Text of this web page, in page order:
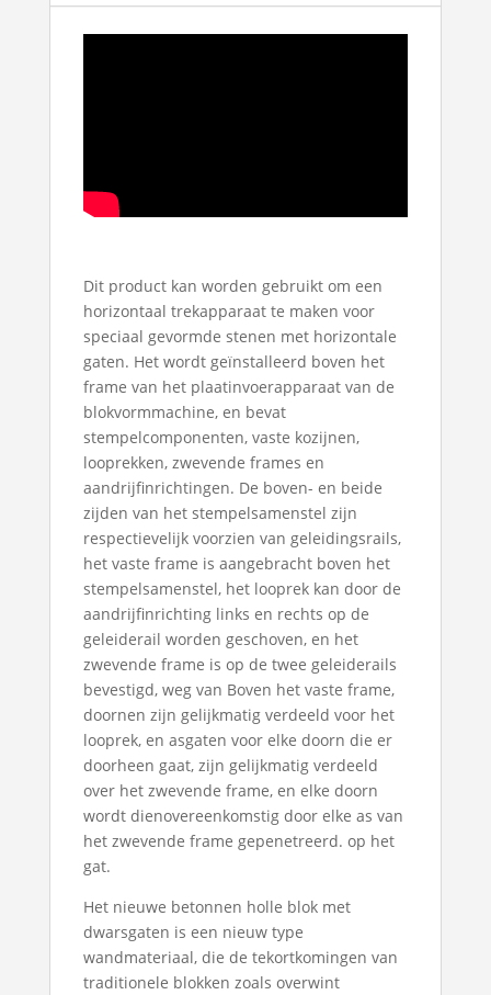
Dit product kan worden gebruikt om een ​​
horizontaal trekapparaat te maken voor
speciaal gevormde stenen met horizontale
gaten. Het wordt geïnstalleerd boven het
frame van het plaatinvoerapparaat van de
blokvormmachine, en bevat
stempelcomponenten, vaste kozijnen,
looprekken, zwevende frames en
aandrijfinrichtingen. De boven- en beide
zijden van het stempelsamenstel zijn
respectievelijk voorzien van geleidingsrails,
het vaste frame is aangebracht boven het
stempelsamenstel, het looprek kan door de
aandrijfinrichting links en rechts op de
geleiderail worden geschoven, en het
zwevende frame is op de twee geleiderails
bevestigd, weg van Boven het vaste frame,
doornen zijn gelijkmatig verdeeld voor het
looprek, en asgaten voor elke doorn die er
doorheen gaat, zijn gelijkmatig verdeeld
over het zwevende frame, en elke doorn
wordt dienovereenkomstig door elke as van
het zwevende frame gepenetreerd. op het
gat.
Het nieuwe betonnen holle blok met
dwarsgaten is een nieuw type
wandmateriaal, die de tekortkomingen van
traditionele blokken zoals overwint